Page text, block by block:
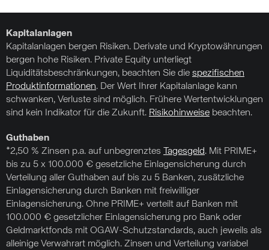
Kapitalanlagen
Kapitalanlagen bergen Risiken. Derivate und Kryptowährungen
bergen hohe Risiken. Private Equity unterliegt
Liquiditätsbeschränkungen, beachten Sie die spezifischen
Produktinformationen. Der Wert Ihrer Kapitalanlage kann
schwanken, Verluste sind möglich. Frühere Wertentwicklungen
sind kein Indikator für die Zukunft. Risikohinweise beachten.
Guthaben
*2,50 % Zinsen p.a. auf unbegrenztes Tagesgeld. Mit PRIME+
bis zu 5 x 100.000 € gesetzliche Einlagensicherung durch
Verteilung aller Guthaben auf bis zu 5 Banken, zusätzliche
Einlagensicherung durch Banken mit freiwilliger
Einlagensicherung. Ohne PRIME+ verteilt auf Banken mit
100.000 € gesetzlicher Einlagensicherung pro Bank oder
Geldmarktfonds mit OGAW-Schutzstandards, auch jeweils als
alleinige Verwahrart möglich. Zinsen und Verteilung variabel